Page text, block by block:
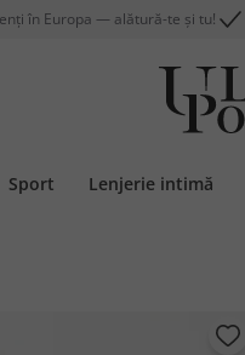
în Europa — alătură-te și tu!
Sport Lenjerie intimă